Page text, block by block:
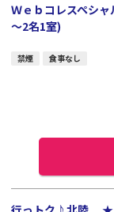
Ｗｅｂコレスペシ
～2名1室)
禁煙 食事なし